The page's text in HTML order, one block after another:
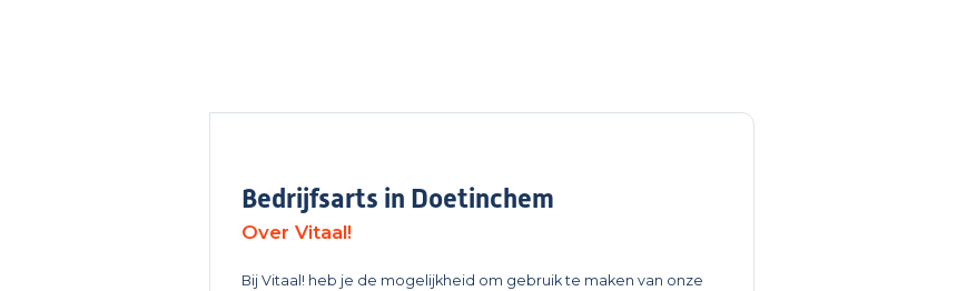
Bedrijfsarts in Doetinchem
Over Vitaal!
Bij Vitaal! heb je de mogelijkheid om gebruik te maken van onze